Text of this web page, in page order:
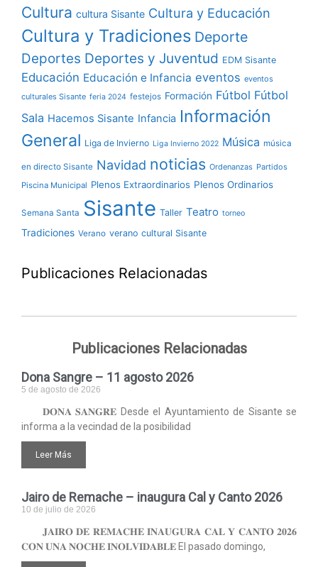
Cultura cultura Sisante Cultura y Educación
Cultura y Tradiciones Deporte
Deportes Deportes y Juventud EDM Sisante
Educación Educación e Infancia eventos eventos
culturales Sisante feria 2024 festejos Formación Fútbol Fútbol
Sala Hacemos Sisante Infancia Información
General Liga de Invierno Liga Invierno 2022 Música música
en directo Sisante Navidad noticias Ordenanzas Partidos
Piscina Municipal Plenos Extraordinarios Plenos Ordinarios
Semana Santa Sisante Taller Teatro torneo
Tradiciones Verano verano cultural Sisante
Publicaciones Relacionadas
Publicaciones Relacionadas
Dona Sangre – 11 agosto 2026
5 de agosto de 2026
𝐃𝐎𝐍𝐀 𝐒𝐀𝐍𝐆𝐑𝐄 Desde el Ayuntamiento de Sisante se
informa a la vecindad de la posibilidad
Leer Más
Jairo de Remache – inaugura Cal y Canto 2026
10 de julio de 2026
𝐉𝐀𝐈𝐑𝐎 𝐃𝐄 𝐑𝐄𝐌𝐀𝐂𝐇𝐄 𝐈𝐍𝐀𝐔𝐆𝐔𝐑𝐀 𝐂𝐀𝐋 𝐘 𝐂𝐀𝐍𝐓𝐎 𝟐𝟎𝟐𝟔
𝐂𝐎𝐍 𝐔𝐍𝐀 𝐍𝐎𝐂𝐇𝐄 𝐈𝐍𝐎𝐋𝐕𝐈𝐃𝐀𝐁𝐋𝐄 El pasado domingo,